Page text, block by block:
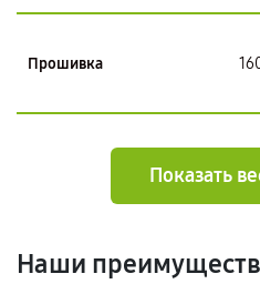
Прошивка
Показать
Наши